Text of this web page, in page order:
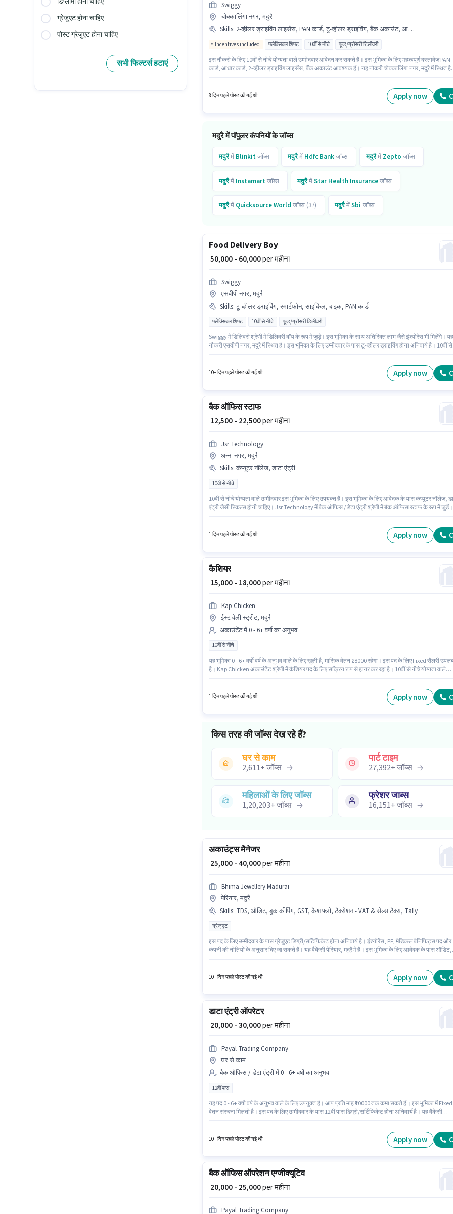
ग्रेजुएट होना चाहिए
पोस्ट ग्रेजुएट होना चाहिए
सभी फिल्टर्स हटाएं
Swiggy
चोक्कालिंगा नगर, मदुरै
Skills: 2-व्हीलर ड्राइविंग लाइसेंस, PAN कार्ड, टू-व्हीलर ड्राइविंग, बैंक अकाउंट, आधार कार्ड, स्मार्टफोन, बाइक
Incentives included फ्लेक्सिबल शिफ्ट 10वीं से नीचे फूड/ग्रॉसरी डिलीवरी
इस नौकरी के लिए 10वीं से नीचे योग्यता वाले उम्मीदवार आवेदन कर सकते हैं। इस भूमिका के लिए महत्वपूर्ण दस्तावेज़ PAN
कार्ड, आधार कार्ड, 2-व्हीलर ड्राइविंग लाइसेंस, बैंक अकाउंट आवश्यक हैं। यह नौकरी चोक्कालिंगा नगर, मदुरै में स्थित
8 दिन पहले पोस्ट की गई थी Apply now
मदुरै में पॉपुलर कंपनियों के जॉब्स
मदुरैमें Blinkitजॉब्स मदुरैमें Hdfc Bankजॉब्स मदुरैमें Zepto जॉब्स
मदुरैमें Instamartजॉब्स मदुरैमेंStar Health Insuranceजॉब्स
मदुरैमें Quicksource World जॉब्स (37) मदुरैमेंSbi जॉब्स
Food Delivery Boy
₹ 50,000 - 60,000per महीना
Swiggy
एसवीपी नगर, मदुरै
Skills: टू-व्हीलर ड्राइविंग, स्मार्टफोन, साइकिल, बाइक, PAN कार्ड
फ्लेक्सिबल शिफ्ट 10वीं से नीचे फूड/ग्रॉसरी डिलीवरी
Swiggy में डिलिवरी श्रेणी में डिलिवरी बॉय के रूप में जुड़ें। इस भूमिका के साथ अतिरिक्त लाभ जैसे इंश्योरेंस भी मिलेंगे। यह
नौकरी एसवीपी नगर, मदुरै में स्थित है। इस भूमिका के लिए उम्मीदवार के पास टू-व्हीलर ड्राइविंग होना अनिवार्य है। 10वीं से
10+ दिन पहले पोस्ट की गई थी Apply now
बैक ऑफिस स्टाफ
₹ 12,500 - 22,500per महीना
Jsr Technology
अन्ना नगर, मदुरै
Skills: कंप्यूटर नॉलेज, डाटा एंट्री
10वीं से नीचे
10वीं से नीचे योग्यता वाले उम्मीदवार इस भूमिका के लिए उपयुक्त हैं। इस भूमिका के लिए आवेदक के पास कंप्यूटर नॉलेज,
एंट्री जैसी स्किल्स होनी चाहिए। Jsr Technology में बैक ऑफिस / डेटा एंट्री श्रेणी में बैक ऑफिस स्टाफ के रूप में जुड़ें।
1 दिन पहले पोस्ट की गई थी Apply now
कैशियर
₹ 15,000 - 18,000per महीना
Kap Chicken
ईस्ट वेली स्ट्रीट, मदुरै
अकाउंटेंट में 0 - 6+ वर्षो का अनुभव
10वीं से नीचे
यह भूमिका 0 - 6+ वर्षो वर्ष के अनुभव वाले के लिए खुली है, मासिक वेतन ₹18000 रहेगा। इस पद के लिए Fixed सैलरी
है। Kap Chicken अकाउंटेंट श्रेणी में कैशियर पद के लिए सक्रिय रूप से हायर कर रहा है। 10वीं से नीचे योग्यता वाले
1 दिन पहले पोस्ट की गई थी Apply now
किस तरह की जॉब्स देख रहे हैं?
घर से काम
2,611+जॉब्स
पार्ट टाइम
27,392+जॉब्स
महिलाओं के लिए जॉब्स
1,20,203+जॉब्स
फ्रेशर जाब्स
16,151+जॉब्स
अकाउंट्स मैनेजर
₹ 25,000 - 40,000per महीना
Bhima Jewellery Madurai
पेरियार, मदुरै
Skills: TDS, ऑडिट, बुक कीपिंग, GST, कैश फ्लो, टैक्सेशन - VAT & सेल्स टैक्स, Tally
ग्रेजुएट
इस पद के लिए उम्मीदवार के पास ग्रेजुएट डिग्री/सर्टिफिकेट होना अनिवार्य है। इंश्योरेंस, PF, मेडिकल बेनिफिट्स पद और
कंपनी की नीतियों के अनुसार दिए जा सकते हैं। यह वैकेंसी पेरियार, मदुरै में है। इस भूमिका के लिए आवेदक के पास ऑडिट,
10+ दिन पहले पोस्ट की गई थी Apply now
डाटा एंट्री ऑपरेटर
₹ 20,000 - 30,000per महीना
Payal Trading Company
घर से काम
बैक ऑफिस / डेटा एंट्री में 0 - 6+ वर्षो का अनुभव
12वीं पास
यह पद 0 - 6+ वर्षो वर्ष के अनुभव वाले के लिए उपयुक्त है। आप प्रति माह ₹30000 तक कमा सकते हैं। इस भूमिका में Fixed
वेतन संरचना मिलती है। इस पद के लिए उम्मीदवार के पास 12वीं पास डिग्री/सर्टिफिकेट होना अनिवार्य है। यह वैकेंसी
10+ दिन पहले पोस्ट की गई थी Apply now
बैक ऑफिस ऑपरेशन एग्जीक्यूटिव
₹ 20,000 - 25,000per महीना
Payal Trading Company